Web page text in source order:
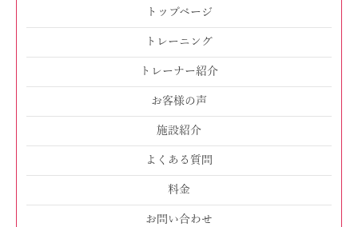
トップページ
トレーニング
トレーナー紹介
お客様の声
施設紹介
よくある質問
料金
お問い合わせ